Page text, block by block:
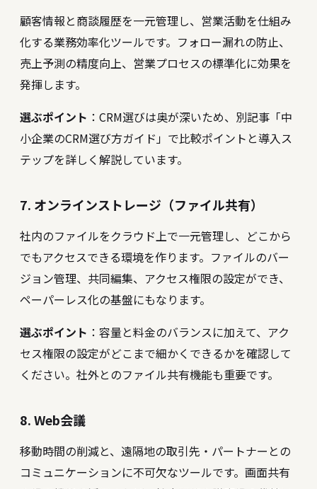
顧客情報と商談履歴を一元管理し、営業活動を仕組み
化する業務効率化ツールです。フォロー漏れの防止、
売上予測の精度向上、営業プロセスの標準化に効果を
発揮します。
選ぶポイント ：CRM選びは奥が深いため、別記事「中
小企業のCRM選び方ガイド」で比較ポイントと導入ス
テップを詳しく解説しています。
7. オンラインストレージ（ファイル共有）
社内のファイルをクラウド上で一元管理し、どこから
でもアクセスできる環境を作ります。ファイルのバー
ジョン管理、共同編集、アクセス権限の設定ができ、
ペーパーレス化の基盤にもなります。
選ぶポイント ：容量と料金のバランスに加えて、アク
セス権限の設定がどこまで細かくできるかを確認して
ください。社外とのファイル共有機能も重要です。
8. Web会議
移動時間の削減と、遠隔地の取引先・パートナーとの
コミュニケーションに不可欠なツールです。画面共有